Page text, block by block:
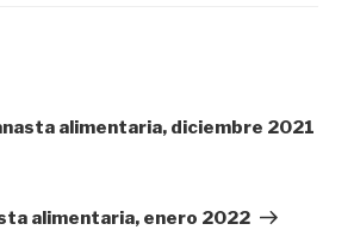
alimentaria, diciembre 2021
alimentaria, enero 2022